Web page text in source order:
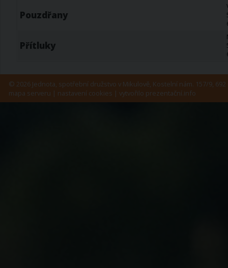
Pouzdřany
Přítluky
© 2026 Jednota, spotřební družstvo v Mikulově, Kostelní nám. 157/9, 692
mapa serveru | nastavení cookies | vytvořilo prezentační.info